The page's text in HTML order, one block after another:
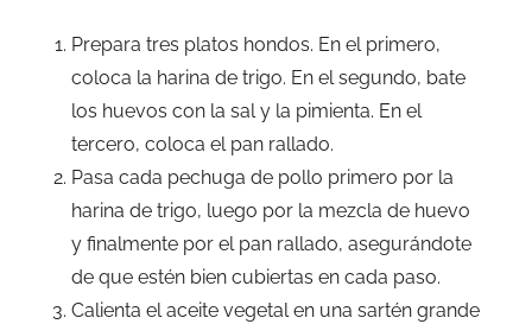
Prepara tres platos hondos. En el primero,
coloca la harina de trigo. En el segundo, bate
los huevos con la sal y la pimienta. En el
tercero, coloca el pan rallado.
Pasa cada pechuga de pollo primero por la
harina de trigo, luego por la mezcla de huevo
y finalmente por el pan rallado, asegurándote
de que estén bien cubiertas en cada paso.
Calienta el aceite vegetal en una sartén grande